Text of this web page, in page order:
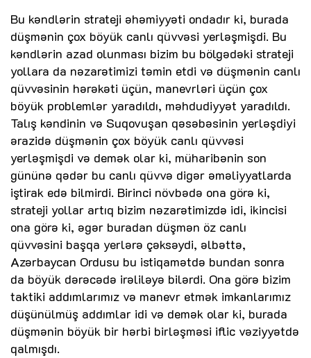
Bu kəndlərin strateji əhəmiyyəti ondadır ki, burada
düşmənin çox böyük canlı qüvvəsi yerləşmişdi. Bu
kəndlərin azad olunması bizim bu bölgədəki strateji
yollara da nəzarətimizi təmin etdi və düşmənin canlı
qüvvəsinin hərəkəti üçün, manevrləri üçün çox
böyük problemlər yaradıldı, məhdudiyyət yaradıldı.
Talış kəndinin və Suqovuşan qəsəbəsinin yerləşdiyi
ərazidə düşmənin çox böyük canlı qüvvəsi
yerləşmişdi və demək olar ki, müharibənin son
gününə qədər bu canlı qüvvə digər əməliyyatlarda
iştirak edə bilmirdi. Birinci növbədə ona görə ki,
strateji yollar artıq bizim nəzarətimizdə idi, ikincisi
ona görə ki, əgər buradan düşmən öz canlı
qüvvəsini başqa yerlərə çəksəydi, əlbəttə,
Azərbaycan Ordusu bu istiqamətdə bundan sonra
da böyük dərəcədə irəliləyə bilərdi. Ona görə bizim
taktiki addımlarımız və manevr etmək imkanlarımız
düşünülmüş addımlar idi və demək olar ki, burada
düşmənin böyük bir hərbi birləşməsi iflic vəziyyətdə
qalmışdı.